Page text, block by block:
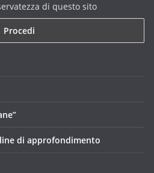
di questo sito
di approfondimento